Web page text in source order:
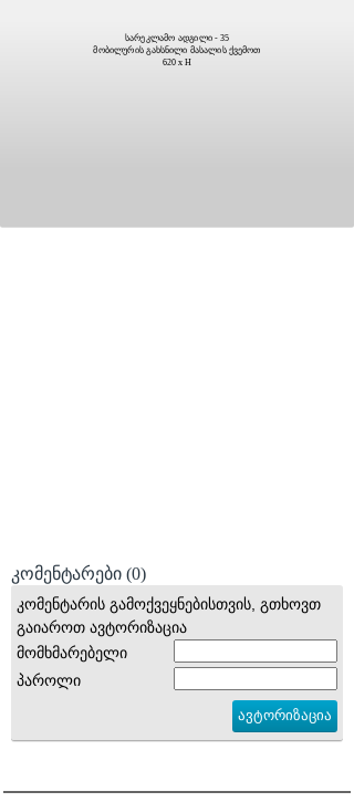
სარეკლამო ადგილი - 35
მობილურის გახსნილი მასალის ქვემოთ
620 x H
კომენტარები (0)
კომენტარის გამოქვეყნებისთვის, გთხოვთ
გაიაროთ ავტორიზაცია
მომხმარებელი
პაროლი